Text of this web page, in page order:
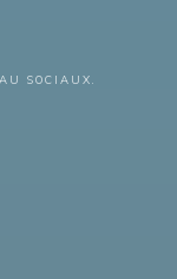
SOCIAUX.